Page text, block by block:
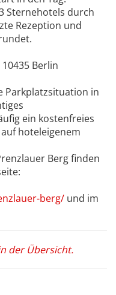
Sternehotels durch
Rezeption und
Berlin
Parkplatzsituation in
ein kostenfreies
hoteleigenem
Berg finden
berg/ und im
der Übersicht.